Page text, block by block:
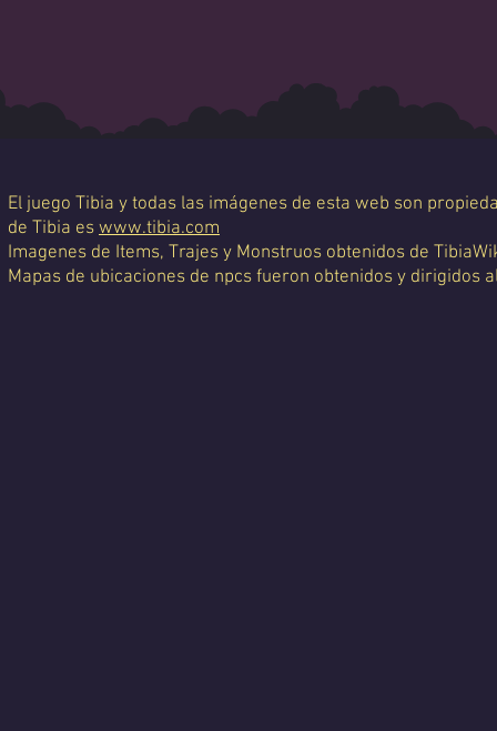
El juego Tibia y todas las imágenes de esta web son
de Tibia es www.tibia.com
Imagenes de Items, Trajes y Monstruos obtenidos de
Mapas de ubicaciones de npcs fueron obtenidos y dirigidos